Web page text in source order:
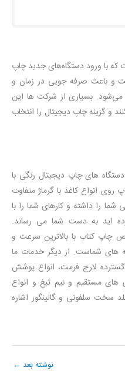
با ورود دستگاه‌های جدید چاپ
و باعث صرفه جویی در زمان و
می‌شود. بسیاری از شرکت ها این
و گزینه چاپ دیجیتال را انتخاب
های چاپ دیجیتال رنگی با
انواع کاغذ با گرماژ متفاوت
شما را داشته و کارهای شما را با
اید به دست شما می رساند.
کتاب با بالاترین سرعت و
های شماست. از دیگر خدمات ما
لارج فرمت، انواع پوشش
های مستقیم و نیم تیغ و انواع
سلفونی و گالینگور اشاره
نوشته بعد ←